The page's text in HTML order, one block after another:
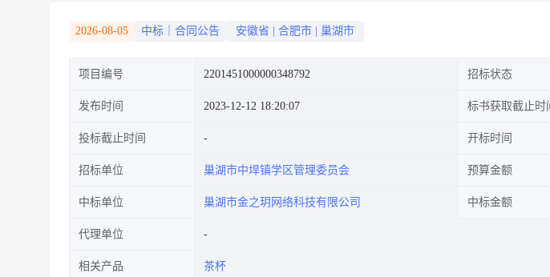
2026-08-05 中标｜合同公告 安徽省 合肥市 巢湖市
项目编号 2201451000000348792 招标状态
发布时间 2023-12-12 18:20:07 标书获取截止时
投标截止时间 开标时间
招标单位 巢湖市中垾镇学区管理委员会 预算金额
中标单位 巢湖市金之玥网络科技有限公司 中标金额
代理单位
相关产品 茶杯